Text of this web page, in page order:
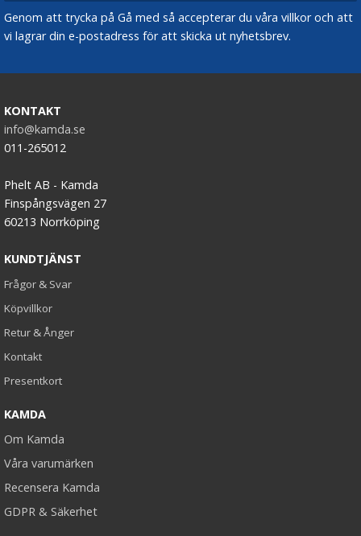
Genom att trycka på Gå med så accepterar du våra villkor och att
vi lagrar din e-postadress för att skicka ut nyhetsbrev.
KONTAKT
info@kamda.se
011-265012
Phelt AB - Kamda
Finspångsvägen 27
60213 Norrköping
KUNDTJÄNST
Frågor & Svar
Köpvillkor
Retur & Ånger
Kontakt
Presentkort
KAMDA
Om Kamda
Våra varumärken
Recensera Kamda
GDPR & Säkerhet